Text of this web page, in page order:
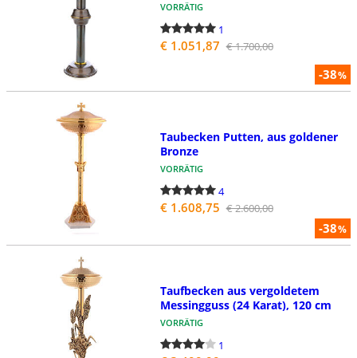
-38%
VORRÄTIG
1
€ 1.051,87 € 1.700,00
-38%
Taubecken Putten, aus goldener
Bronze
VORRÄTIG
4
€ 1.608,75 € 2.600,00
Taufbecken aus vergoldetem
Messingguss (24 Karat), 120 cm
VORRÄTIG
1